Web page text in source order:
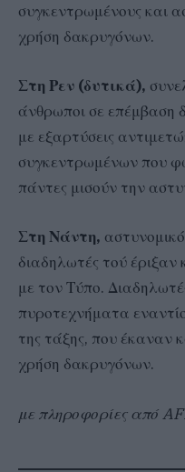
συγκεντρωμένους και
χρήση δακρυγόνων.
Στη Ρεν (δυτικά),
άνθρωποι σε επέμβαση
με εξαρτύσεις
συγκεντρωμένων που
πάντες μισούν την
Στη Νάντη,
διαδηλωτές τού
με τον Τύπο.
πυροτεχνήματα
της τάξης, που έκαναν
χρήση δακρυγόνων.
με πληροφορίες από